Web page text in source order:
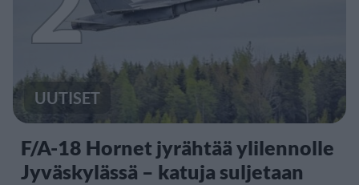
UUTISET
F/A-18 Hornet jyrähtää ylilennolle
Jyväskylässä – katuja suljetaan